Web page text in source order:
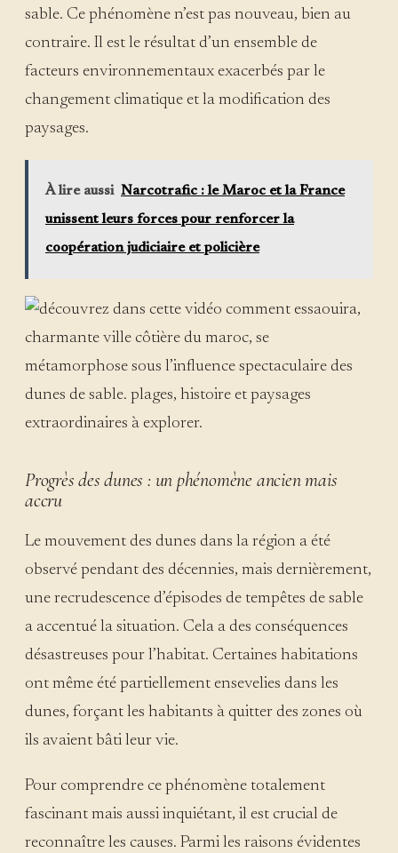
sable. Ce phénomène n’est pas nouveau, bien au
contraire. Il est le résultat d’un ensemble de
facteurs environnementaux exacerbés par le
changement climatique et la modification des
paysages.
À lire aussi Narcotrafic : le Maroc et la France
unissent leurs forces pour renforcer la
coopération judiciaire et policière
Progrès des dunes : un phénomène ancien mais
accru
Le mouvement des dunes dans la région a été
observé pendant des décennies, mais dernièrement,
une recrudescence d’épisodes de tempêtes de sable
a accentué la situation. Cela a des conséquences
désastreuses pour l’habitat. Certaines habitations
ont même été partiellement ensevelies dans les
dunes, forçant les habitants à quitter des zones où
ils avaient bâti leur vie.
Pour comprendre ce phénomène totalement
fascinant mais aussi inquiétant, il est crucial de
reconnaître les causes. Parmi les raisons évidentes